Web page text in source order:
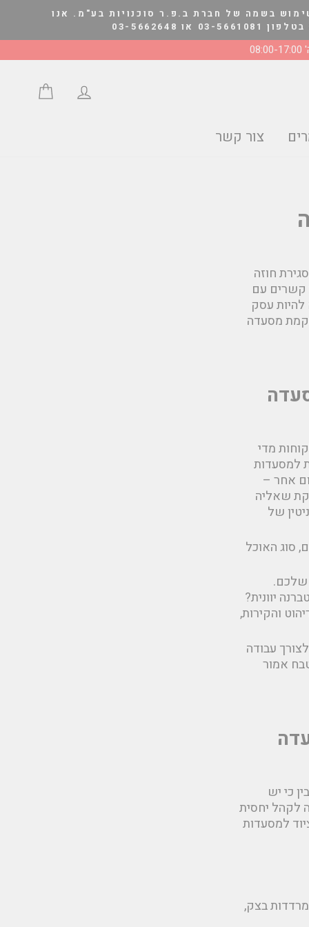
בשמה של חברת ב.פ.ר סוכנויות בע"מ. אנו
5662648
התחבר/י
צור קשר
חוזה
קשרים עם
להיות עסק
מסעדה
מדי
למסעדות
אחר –
שאליה
של
סוג האוכל
שלכם.
יוונית?
והקירות,
עבודה
אמור
כי יש
לקהל יחסית
למסעדות
בצק,